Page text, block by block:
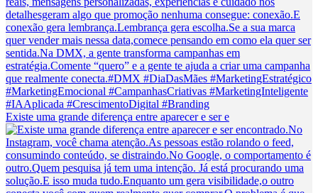
Existe uma grande diferença entre aparecer e ser e